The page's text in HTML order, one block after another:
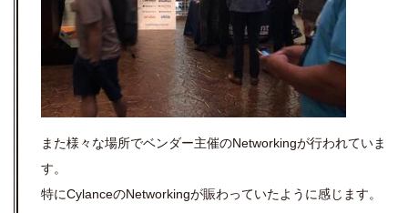
また様々な場所でベンダー主催のNetworkingが行われていま
す。
特にCylanceのNetworkingが賑わっていたように感じます。